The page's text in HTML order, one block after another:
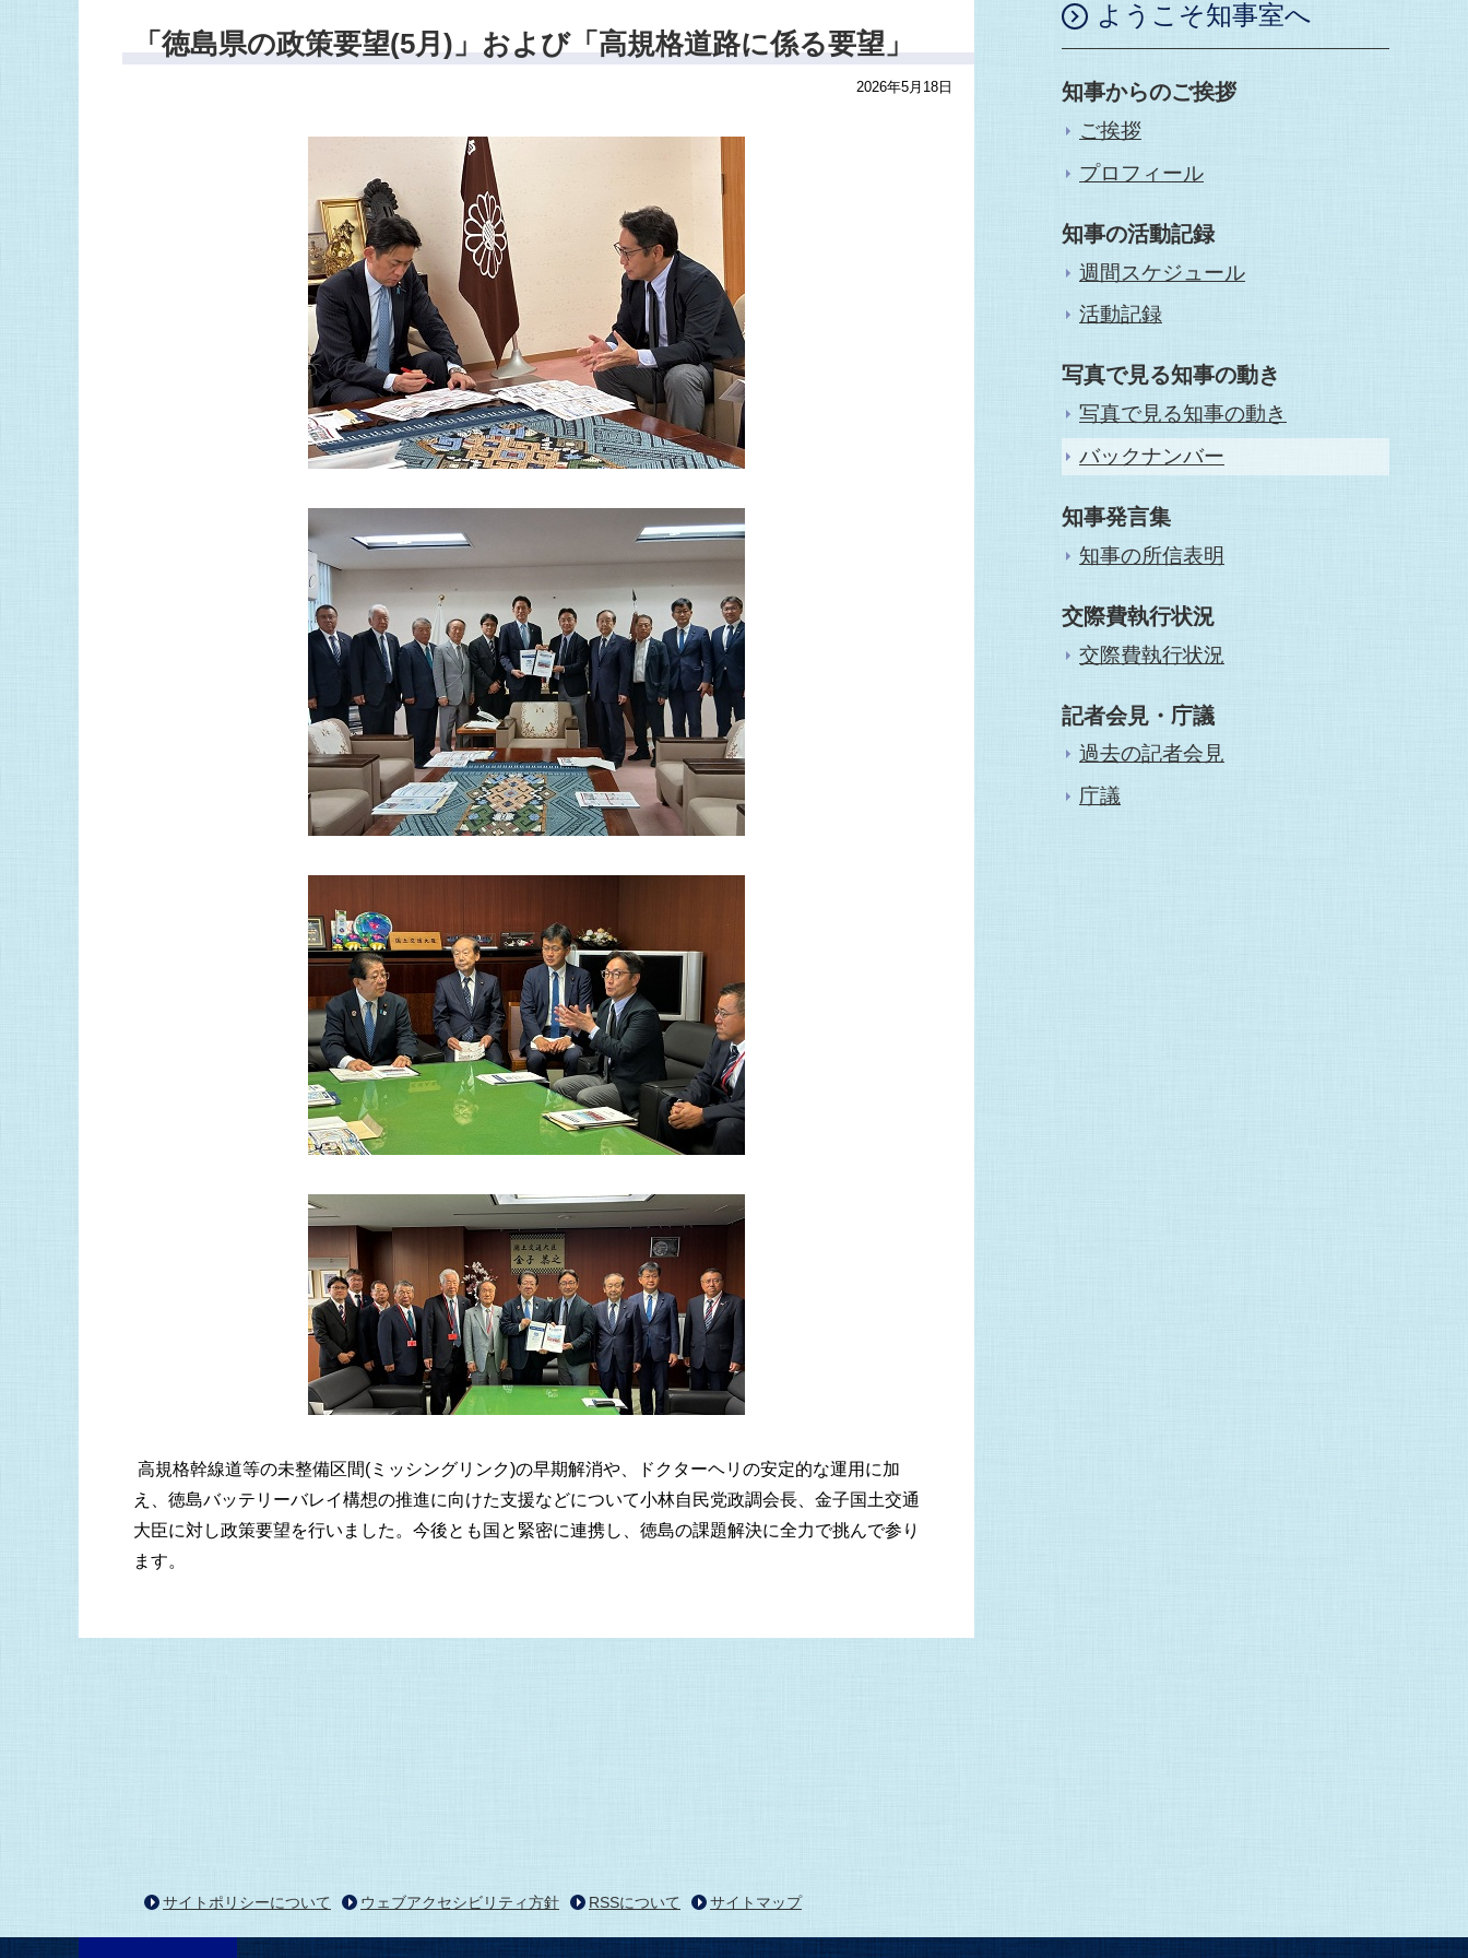
「徳島県の政策要望(5月)」および「高規格道路に係る要望」
2026年5月18日
高規格幹線道等の未整備区間(ミッシングリンク)の早期解消や、ドクターヘリの安定的な運用に加
え、徳島バッテリーバレイ構想の推進に向けた支援などについて小林自民党政調会長、金子国土交通
大臣に対し政策要望を行いました。今後とも国と緊密に連携し、徳島の課題解決に全力で挑んで参り
ます。
ようこそ知事室へ
知事からのご挨拶
ご挨拶
プロフィール
知事の活動記録
週間スケジュール
活動記録
写真で見る知事の動き
写真で見る知事の動き
バックナンバー
知事発言集
知事の所信表明
交際費執行状況
交際費執行状況
記者会見・庁議
過去の記者会見
庁議
サイトポリシーについて ウェブアクセシビリティ方針 RSSについて サイトマップ